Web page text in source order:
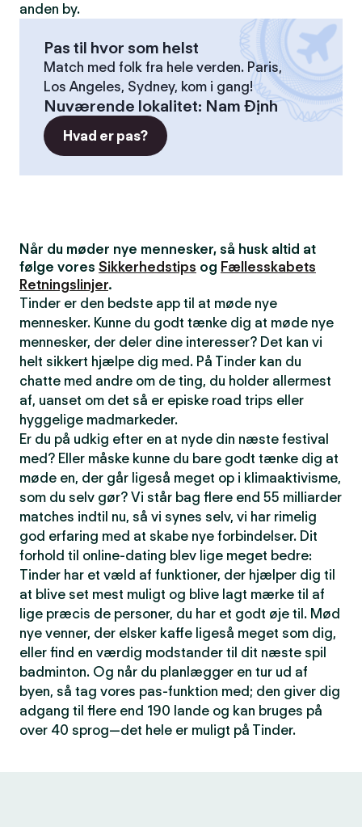
anden by.
Pas til hvor som helst
Match med folk fra hele verden. Paris,
Los Angeles, Sydney, kom i gang!
Nuværende lokalitet: Nam Định
Hvad er pas?
Når du møder nye mennesker, så husk altid at
følge vores Sikkerhedstips og Fællesskabets
Retningslinjer.
Tinder er den bedste app til at møde nye
mennesker. Kunne du godt tænke dig at møde nye
mennesker, der deler dine interesser? Det kan vi
helt sikkert hjælpe dig med. På Tinder kan du
chatte med andre om de ting, du holder allermest
af, uanset om det så er episke road trips eller
hyggelige madmarkeder.
Er du på udkig efter en at nyde din næste festival
med? Eller måske kunne du bare godt tænke dig at
møde en, der går ligeså meget op i klimaaktivisme,
som du selv gør? Vi står bag flere end 55 milliarder
matches indtil nu, så vi synes selv, vi har rimelig
god erfaring med at skabe nye forbindelser. Dit
forhold til online-dating blev lige meget bedre:
Tinder har et væld af funktioner, der hjælper dig til
at blive set mest muligt og blive lagt mærke til af
lige præcis de personer, du har et godt øje til. Mød
nye venner, der elsker kaffe ligeså meget som dig,
eller find en værdig modstander til dit næste spil
badminton. Og når du planlægger en tur ud af
byen, så tag vores pas-funktion med; den giver dig
adgang til flere end 190 lande og kan bruges på
over 40 sprog—det hele er muligt på Tinder.